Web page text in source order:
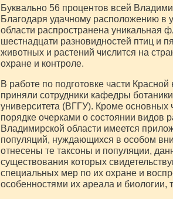
Буквально 56 процентов всей
Благодаря удачному расположению в
области распространена уникальная
шестнадцати разновидностей птиц и
животных и растений числится на
охране и контроле.
В работе по подготовке части
приняли сотрудники кафедры
университета (ВГГУ). Кроме основных
порядке очерками о состоянии видов
Владимирской области имеется
популяций, нуждающихся в особом
отнесены те таксоны и популяции,
существования которых
специальных мер по их охране и
особенностями их ареала и биологии,